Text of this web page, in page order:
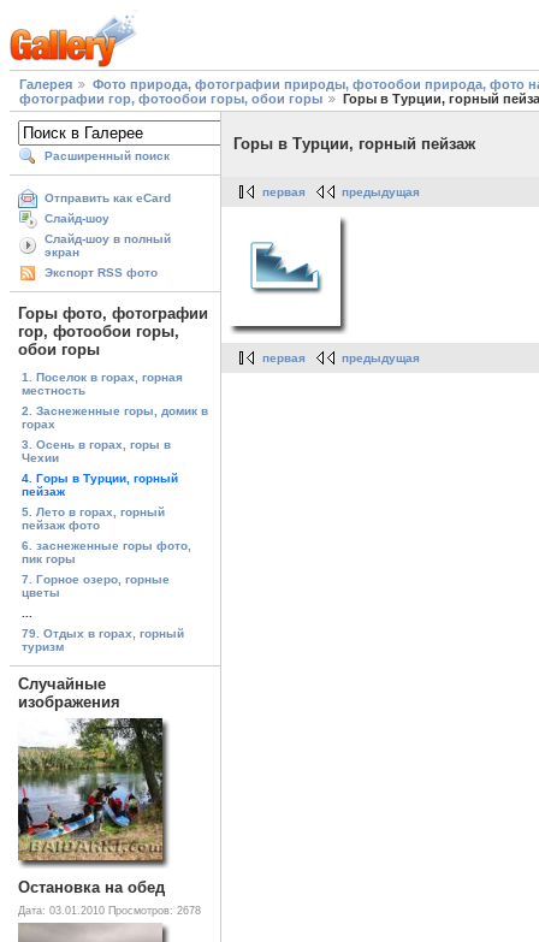
Галерея
Фото природа, фотографии природы, фотообои природа, фото
фотографии гор, фотообои горы, обои горы
Горы в Турции, горный
Расширенный поиск
Отправить как eCard
Слайд-шоу
Слайд-шоу в полный
экран
Экспорт RSS фото
Горы фото, фотографии
гор, фотообои горы,
обои горы
1. Поселок в горах, горная
местность
2. Заснеженные горы, домик в
горах
3. Осень в горах, горы в
Чехии
4. Горы в Турции, горный
пейзаж
5. Лето в горах, горный
пейзаж фото
6. заснеженные горы фото,
пик горы
7. Горное озеро, горные
цветы
79. Отдых в горах, горный
туризм
Случайные
изображения
Остановка на обед
Дата: 03.01.2010 Просмотров: 2678
Горы в Турции, горный пейзаж
первая предыдущая
первая предыдущая